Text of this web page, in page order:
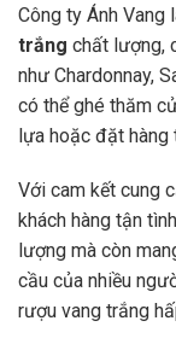
Công ty Ánh
trắng chất lượng,
như Chardonnay,
có thể ghé thăm
lựa hoặc đặt hàng
Với cam kết cung
khách hàng tận
lượng mà còn
cầu của nhiều
rượu vang trắng